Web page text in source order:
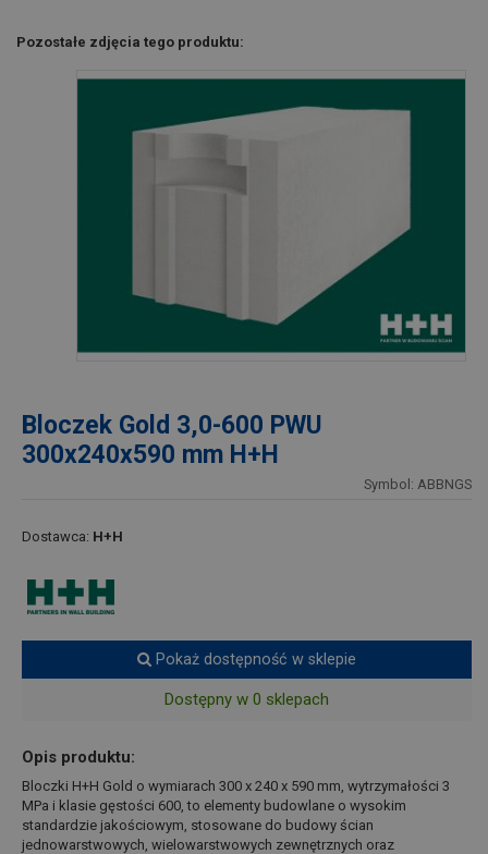
Pozostałe zdjęcia tego produktu:
Bloczek Gold 3,0-600 PWU
300x240x590 mm H+H
Symbol: ABBNGS
Dostawca: H+H
Pokaż dostępność w sklepie
Dostępny w 0 sklepach
Opis produktu:
Bloczki H+H Gold o wymiarach 300 x 240 x 590 mm, wytrzymałości 3
MPa i klasie gęstości 600, to elementy budowlane o wysokim
standardzie jakościowym, stosowane do budowy ścian
jednowarstwowych, wielowarstwowych zewnętrznych oraz